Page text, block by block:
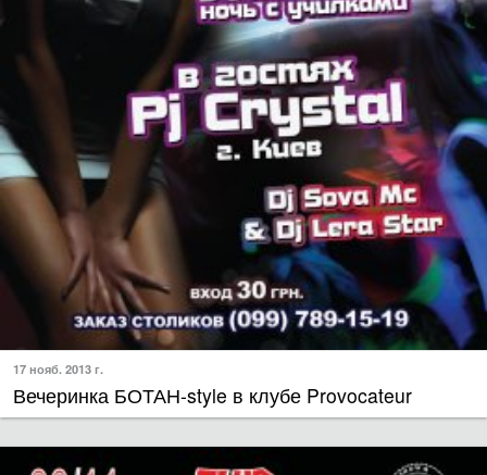
17 нояб. 2013 г.
Вечеринка БОТАН-style в клубе Provocateur